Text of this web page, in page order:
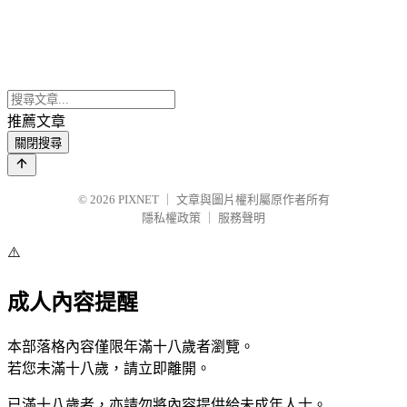
推薦文章
關閉搜尋
© 2026 PIXNET
文章與圖片權利屬原作者所有
隱私權政策
服務聲明
⚠️
成人內容提醒
本部落格內容僅限年滿十八歲者瀏覽。
若您未滿十八歲，請立即離開。